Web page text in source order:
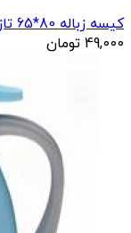
کیسه زباله 80*65 تازه 10...
49,000 تومان